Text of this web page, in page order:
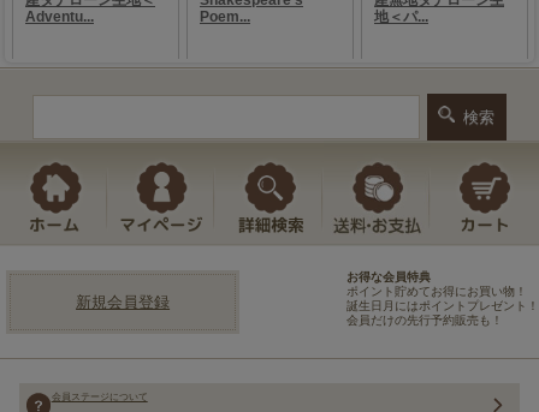
新規会員登録
お得な会員特典
ポイント貯めてお得にお買い物！
誕生日月にはポイントプレゼント！
会員だけの先行予約販売も！
会員ステージについて